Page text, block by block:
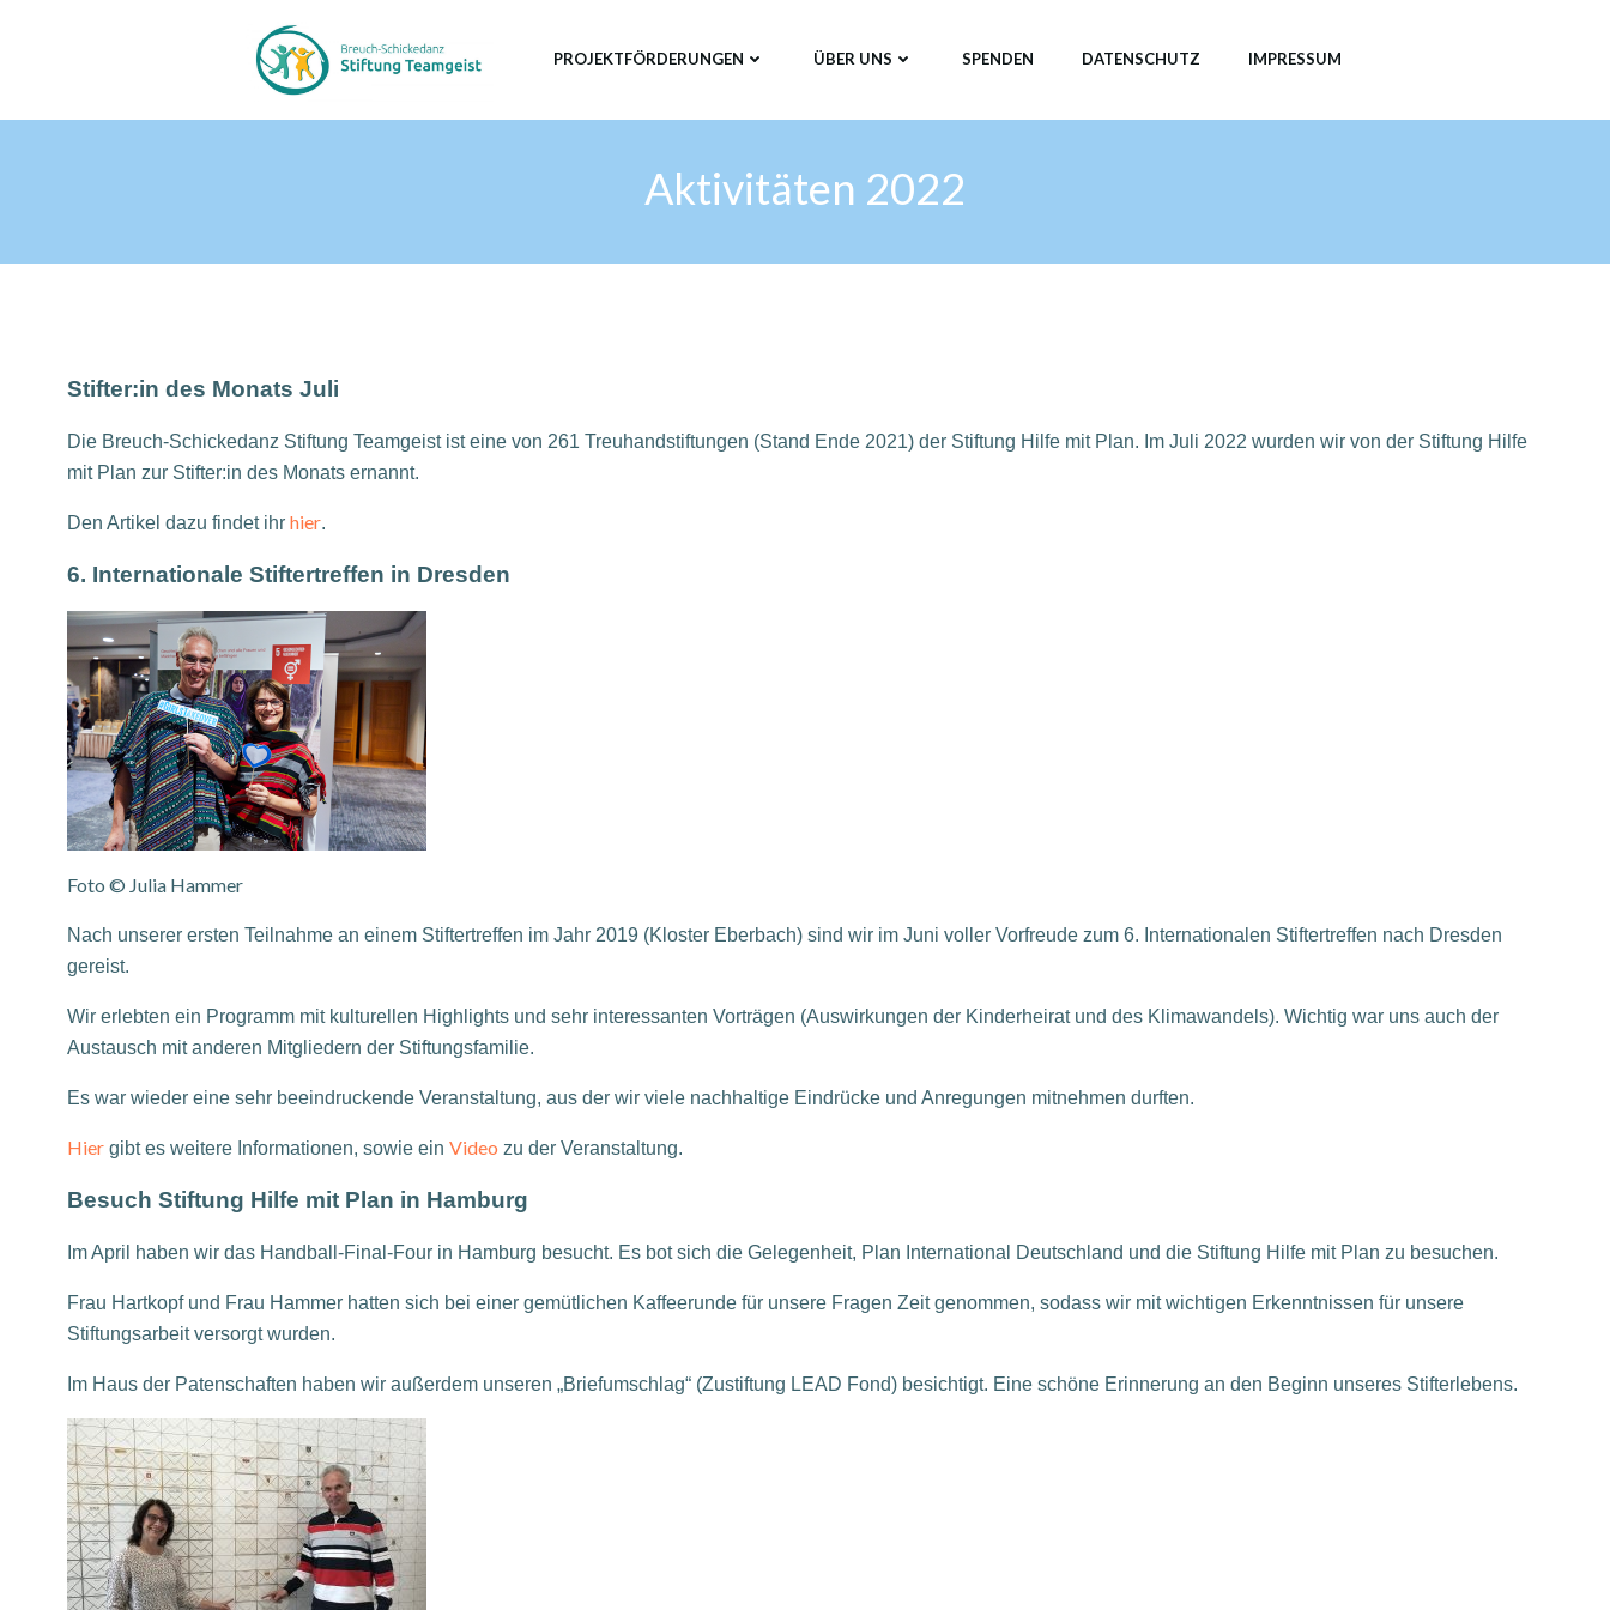
PROJEKTFÖRDERUNGEN ÜBER UNS SPENDEN DATENSCHUTZ IMPRESSUM
Aktivitäten 2022
Stifter:in des Monats Juli
Die Breuch-Schickedanz Stiftung Teamgeist ist eine von 261 Treuhandstiftungen (Stand Ende 2021) der Stiftung Hilfe mit Plan. Im Juli 2022 wurden wir von der Stiftung Hilfe
mit Plan zur Stifter:in des Monats ernannt.
Den Artikel dazu findet ihr hier.
6. Internationale Stiftertreffen in Dresden
Foto © Julia Hammer
Nach unserer ersten Teilnahme an einem Stiftertreffen im Jahr 2019 (Kloster Eberbach) sind wir im Juni voller Vorfreude zum 6. Internationalen Stiftertreffen nach Dresden
gereist.
Wir erlebten ein Programm mit kulturellen Highlights und sehr interessanten Vorträgen (Auswirkungen der Kinderheirat und des Klimawandels). Wichtig war uns auch der
Austausch mit anderen Mitgliedern der Stiftungsfamilie.
Es war wieder eine sehr beeindruckende Veranstaltung, aus der wir viele nachhaltige Eindrücke und Anregungen mitnehmen durften.
Hier gibt es weitere Informationen, sowie ein Video zu der Veranstaltung.
Besuch Stiftung Hilfe mit Plan in Hamburg
Im April haben wir das Handball-Final-Four in Hamburg besucht. Es bot sich die Gelegenheit, Plan International Deutschland und die Stiftung Hilfe mit Plan zu besuchen.
Frau Hartkopf und Frau Hammer hatten sich bei einer gemütlichen Kaffeerunde für unsere Fragen Zeit genommen, sodass wir mit wichtigen Erkenntnissen für unsere
Stiftungsarbeit versorgt wurden.
Im Haus der Patenschaften haben wir außerdem unseren „Briefumschlag“ (Zustiftung LEAD Fond) besichtigt. Eine schöne Erinnerung an den Beginn unseres Stifterlebens.